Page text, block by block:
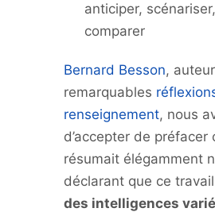
anticiper,
comparer
Bernard Besson,
remarquables
renseignement, nous
d’accepter de préfacer
résumait élégamment
déclarant que ce
des intelligences